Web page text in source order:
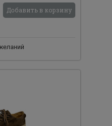
Добавить в корзину